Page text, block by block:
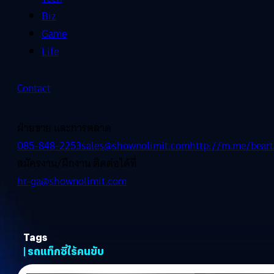
Biz
Game
Life
Contact
ฝ่ายขาย และการตลาด
085-848-2253sales@shownolimit.comhttp://m.me/
สมัครงาน/ฝึกงาน ติดต่อได้ที่
hr-ga@shownolimit.com
Tags
| รถแท็กซี่ไร้คนขับ